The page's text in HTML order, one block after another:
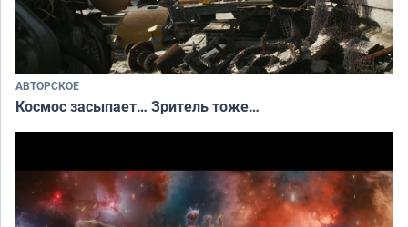
АВТОРСКОЕ
Космос засыпает… Зритель тоже…